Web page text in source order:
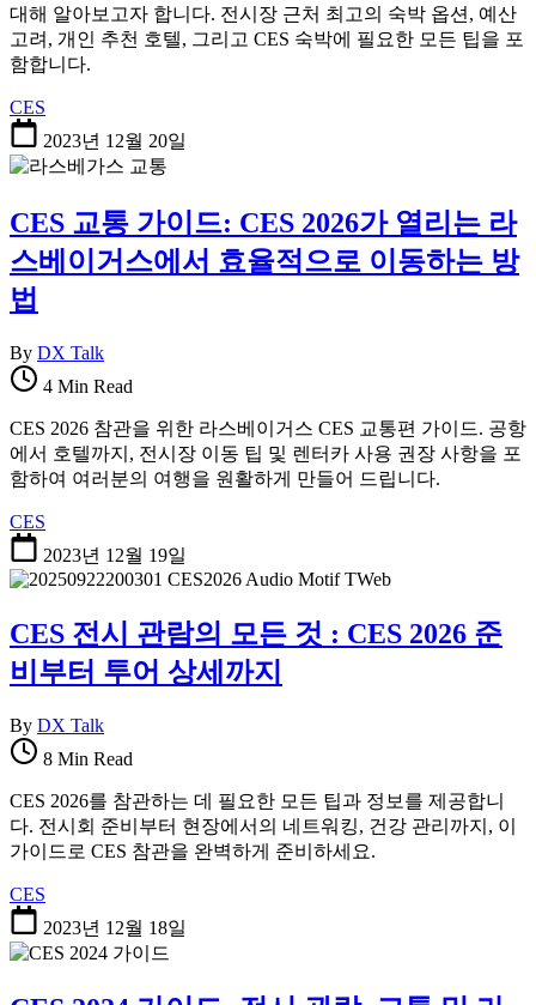
대해 알아보고자 합니다. 전시장 근처 최고의 숙박 옵션, 예산
고려, 개인 추천 호텔, 그리고 CES 숙박에 필요한 모든 팁을 포
함합니다.
CES
2023년 12월 20일
CES 교통 가이드: CES 2026가 열리는 라
스베이거스에서 효율적으로 이동하는 방
법
By DX Talk
4 Min Read
CES 2026 참관을 위한 라스베이거스 CES 교통편 가이드. 공항
에서 호텔까지, 전시장 이동 팁 및 렌터카 사용 권장 사항을 포
함하여 여러분의 여행을 원활하게 만들어 드립니다.
CES
2023년 12월 19일
CES 전시 관람의 모든 것 : CES 2026 준
비부터 투어 상세까지
By DX Talk
8 Min Read
CES 2026를 참관하는 데 필요한 모든 팁과 정보를 제공합니
다. 전시회 준비부터 현장에서의 네트워킹, 건강 관리까지, 이
가이드로 CES 참관을 완벽하게 준비하세요.
CES
2023년 12월 18일